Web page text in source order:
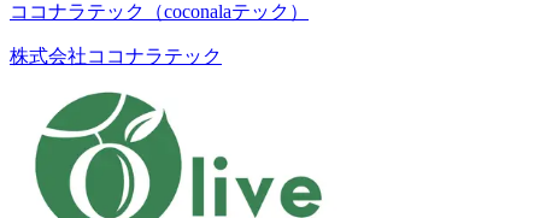
ココナラテック（coconalaテック）
株式会社ココナラテック